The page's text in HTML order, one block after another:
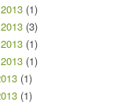
(1)
(3)
(1)
(1)
(1)
(1)